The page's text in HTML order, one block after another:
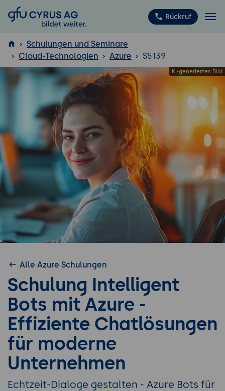
GFU Cyrus AG Rückruf
ISTQB ®
Schulungen und Seminare
Cloud-Technologien
Azure S5139
Alle Azure Schulungen
Schulung Intelligent
Bots mit Azure -
Effiziente Chatlösungen
für moderne
Unternehmen
Echtzeit-Dialoge gestalten - Azure Bots für